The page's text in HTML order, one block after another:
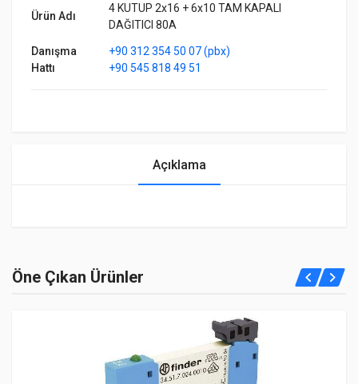
Ürün Adı
4 KUTUP 2x16 + 6x10 TAM KAPALI
DAĞITICI 80A
Danışma
Hattı
+90 312 354 50 07 (pbx)
+90 545 818 49 51
Açıklama
Öne Çıkan Ürünler